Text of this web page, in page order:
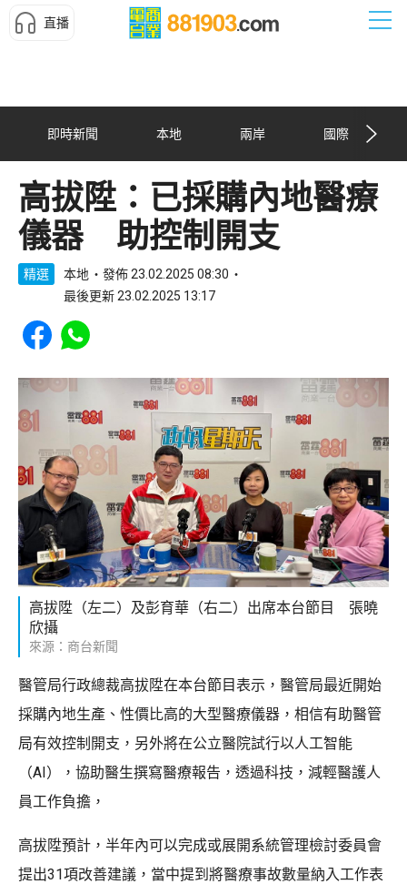
直播
即時新聞 本地 兩岸 國際
高拔陞：已採購內地醫療
儀器 助控制開支
精選 本地
發佈 23.02.2025 08:30
最後更新 23.02.2025 13:17
Share to Facebook
Share to WhatsApp
高拔陞（左二）及彭育華（右二）出席本台節目 張曉
欣攝
來源：商台新聞
醫管局行政總裁高拔陞在本台節目表示，醫管局最近開始
採購內地生產、性價比高的大型醫療儀器，相信有助醫管
局有效控制開支，另外將在公立醫院試行以人工智能
（AI），協助醫生撰寫醫療報告，透過科技，減輕醫護人
員工作負擔，
高拔陞預計，半年內可以完成或展開系統管理檢討委員會
提出31項改善建議，當中提到將醫療事故數量納入工作表